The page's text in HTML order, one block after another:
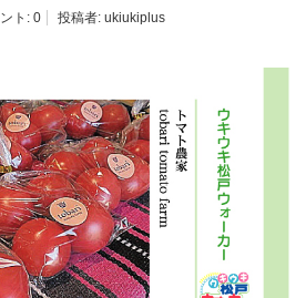
ト: 0 投稿者: ukiukiplus